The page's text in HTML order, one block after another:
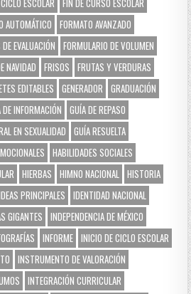
ESCOLAR
FIN DE CURSO ESCOLAR
AUTOMÁTICO
FORMATO AVANZADO
EVALUACIÓN
FORMULARIO DE VOLUMEN
NAVIDAD FRISOS
FRUTAS Y VERDURAS
EDITABLES GENERADOR
GRADUACIÓN
DE INFORMACIÓN
GUÍA DE REPASO
EN SEXUALIDAD
GUÍA RESUELTA
HABILIDADES SOCIALES
HIERBAS HIMNO NACIONAL HISTORIA
PRINCIPALES
IDENTIDAD NACIONAL
GIGANTES
INDEPENDENCIA DE MÉXICO
INFORME INICIO DE CICLO ESCOLAR
INSTRUMENTO DE VALORACIÓN
INTEGRACIÓN CURRICULAR